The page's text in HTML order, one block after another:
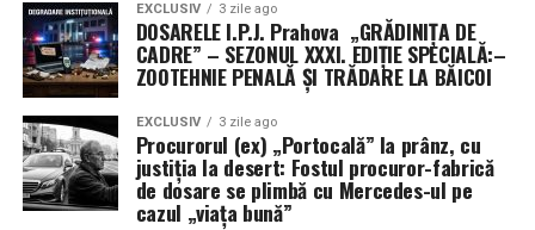
EXCLUSIV 3 zile ago
DOSARELE I.P.J. Prahova „GRĂDINIȚA DE
CADRE” – SEZONUL XXXI. EDIȚIE SPECIALĂ:–
ZOOTEHNIE PENALĂ ȘI TRĂDARE LA BĂICOI
EXCLUSIV 3 zile ago
Procurorul (ex) „Portocală” la prânz, cu
justiția la desert: Fostul procuror-fabrică
de dosare se plimbă cu Mercedes-ul pe
cazul „viața bună”